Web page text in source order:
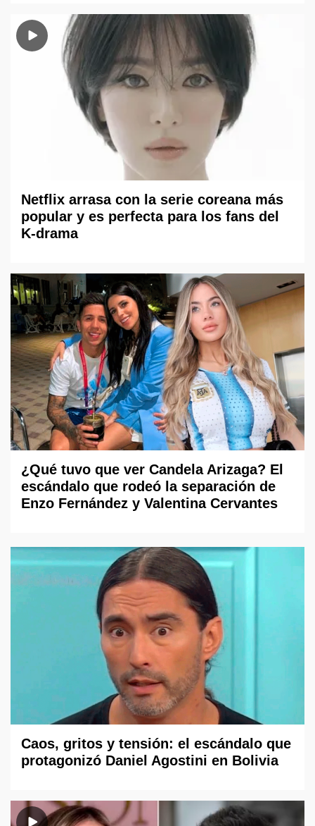
Netflix arrasa con la serie coreana más
popular y es perfecta para los fans del
K-drama
¿Qué tuvo que ver Candela Arizaga? El
escándalo que rodeó la separación de
Enzo Fernández y Valentina Cervantes
Caos, gritos y tensión: el escándalo que
protagonizó Daniel Agostini en Bolivia